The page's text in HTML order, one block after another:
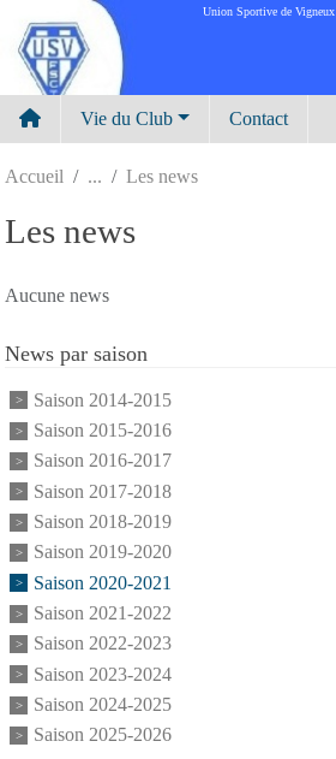
Union Sportive de Vigneux
Vie du Club Contact
Accueil Les news
Les news
Aucune news
News par saison
Saison 2014-2015
Saison 2015-2016
Saison 2016-2017
Saison 2017-2018
Saison 2018-2019
Saison 2019-2020
Saison 2020-2021
Saison 2021-2022
Saison 2022-2023
Saison 2023-2024
Saison 2024-2025
Saison 2025-2026
Panneau de gestion des cookies